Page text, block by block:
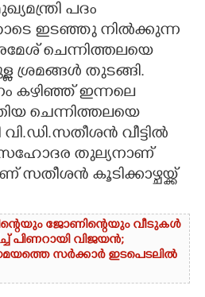
പദം
ഇടഞ്ഞു നിൽക്കുന്ന
ചെന്നിത്തലയെ
ശ്രമങ്ങൾ തുടങ്ങി.
കഴിഞ്ഞ് ഇന്നലെ
ചെന്നിത്തലയെ
വീട്ടിൽ
തുല്യനാണ്
സതീശൻ കൂടിക്കാഴ്ചയ്ക്ക്
ജോണിന്റെയും വീടുകൾ
പിണറായി വിജയൻ;
സർക്കാർ ഇടപെടലിൽ